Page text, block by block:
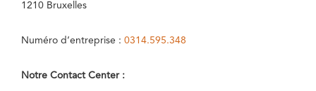
1210 Bruxelles
Numéro d’entreprise : 0314.595.348
Notre Contact Center :